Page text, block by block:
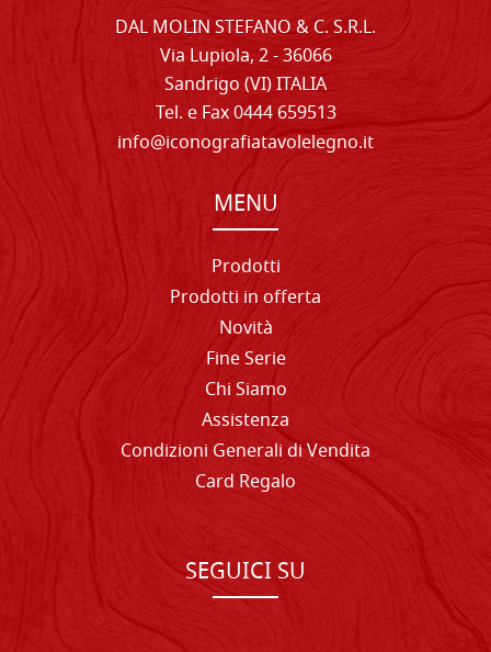
DAL MOLIN STEFANO & C. S.R.L.
Via Lupiola, 2 - 36066
Sandrigo (VI) ITALIA
Tel. e Fax 0444 659513
info@iconografiatavolelegno.it
MENU
Prodotti
Prodotti in offerta
Novità
Fine Serie
Chi Siamo
Assistenza
Condizioni Generali di Vendita
Card Regalo
SEGUICI SU